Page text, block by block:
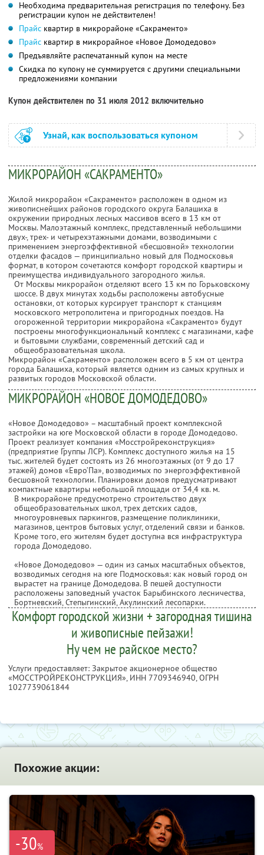
Необходима предварительная регистрация по телефону. Без
регистрации купон не действителен!
Прайс квартир в микрорайоне «Сакраменто»
Прайс квартир в микрорайное «Новое Домодедово»
Предъявляйте распечатанный купон на месте
Скидка по купону не суммируется с другими специальными
предложениями компании
Купон действителен по 31 июля 2012 включительно
Узнай, как воспользоваться купоном
МИКРОРАЙОН «САКРАМЕНТО»
Жилой микрорайон «Сакраменто» расположен в одном из
живописнейших районов городского округа Балашиха в
окружении природных лесных массивов всего в 13 км от
Москвы. Малоэтажный комплекс, представленный небольшими
двух-, трех- и четырехэтажными домами, возводимыми с
применением энергоэффективной «бесшовной» технологии
отделки фасадов — принципиально новый для Подмосковья
формат, в котором сочетаются комфорт городской квартиры и
преимущества индивидуального загородного жилья.
От Москвы микрорайон отделяют всего 13 км по Горьковскому
шоссе. В двух минутах ходьбы расположены автобусные
остановки, от которых курсирует транспорт к станциям
московского метрополитена и пригородных поездов. На
огороженной территории микрорайона «Сакраменто» будут
построены многофункциональный комплекс с магазинами, кафе
и бытовыми службами, современный детский сад и
общеобразовательная школа.
Микрорайон «Сакраменто» расположен всего в 5 км от центра
города Балашиха, который является одним из самых крупных и
развитых городов Московской области.
МИКРОРАЙОН «НОВОЕ ДОМОДЕДОВО»
«Новое Домодедово» – масштабный проект комплексной
застройки на юге Московской области в городе Домодедово.
Проект реализует компания «Мосстройреконструкция»
(предприятие Группы ЛСР). Комплекс доступного жилья на 15
тыс. жителей будет состоять из 26 многоэтажных (от 9 до 17
этажей) домов «Евро’Па», возводимых по энергоэффективной
бесшовной технологии. Планировки домов предусматривают
компактные квартиры небольшой площади от 34,4 кв. м.
В микрорайоне предусмотрено строительство двух
общеобразовательных школ, трех детских садов,
многоуровневых паркингов, размещение поликлиники,
магазинов, центров бытовых услуг, отделений связи и банков.
Кроме того, его жителям будет доступна вся инфраструктура
города Домодедово.
«Новое Домодедово» — один из самых масштабных объектов,
возводимых сегодня на юге Подмосковья: как новый город он
вырастет на границе Домодедова. В пешей доступности
расположены заповедный участок Барыбинского лесничества,
Бортневский, Степыгинский, Акулинский лесопарки.
Комфорт городской жизни + загородная тишина
и живописные пейзажи!
Ну чем не райское место?
Услуги предоставляет: Закрытое акционерное общество
«МОССТРОЙРЕКОНСТРУКЦИЯ», ИНН 7709346940, ОГРН
1027739061844
Похожие акции:
-30%